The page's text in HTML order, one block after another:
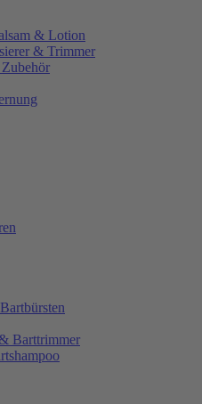
& Lotion
& Trimmer
Barttrimmer